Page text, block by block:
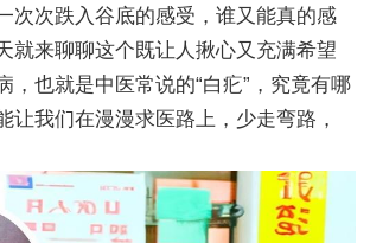
次次跌入谷底的感受，谁又能真的感
就来聊聊这个既让人揪心又充满希望
也就是中医常说的“白疕”，究竟有哪
让我们在漫漫求医路上，少走弯路，